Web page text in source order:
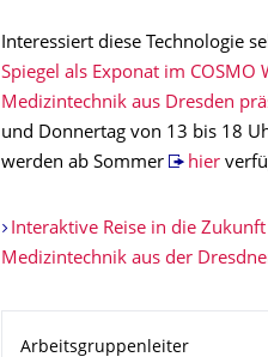
Interessiert diese Technologie
Spiegel als Exponat im
Medizintechnik aus Dresden
und Donnertag von 13 bis 18
werden ab Sommer
hier
Interaktive Reise in die
Medizintechnik aus der
Arbeitsgruppenleiter